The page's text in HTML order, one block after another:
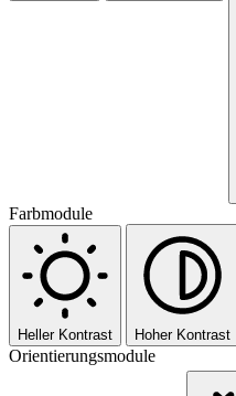
Farbmodule
Heller Kontrast Hoher Kontrast
Orientierungsmodule